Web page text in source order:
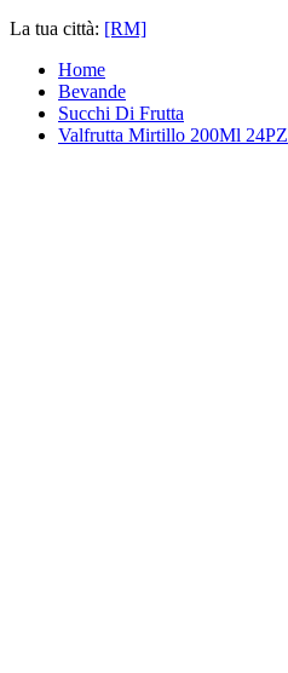
La tua città: [RM]
Home
Bevande
Succhi Di Frutta
Valfrutta Mirtillo 200Ml 24PZ